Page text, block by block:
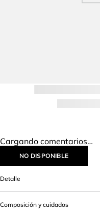
Cargando comentarios…
NO DISPONIBLE
Detalle
Composición y cuidados